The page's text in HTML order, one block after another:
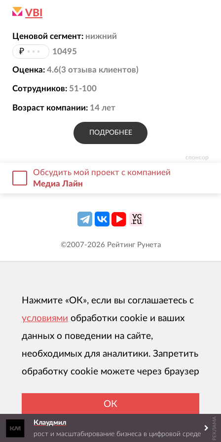
спонсор
VBI
Ценовой сегмент: нижний
₽ ••• 10495
Оценка: 4.6(3 отзыва клиентов)
Сотрудников: 51-100
Возраст компании: 14 лет
ПОДРОБНЕЕ
Обсудить мой проект с компанией
Медиа Лайн
Клаудмил
рост и масштабирование бизнеса в цифровой среде
РЕКЛАМА
©2007-2026 Рейтинг Рунета
Нажмите «ОК», если вы соглашаетесь с
условиями обработки cookie и ваших
данных о поведении на сайте,
необходимых для аналитики. Запретить
обработку cookie можете через браузер
ОК